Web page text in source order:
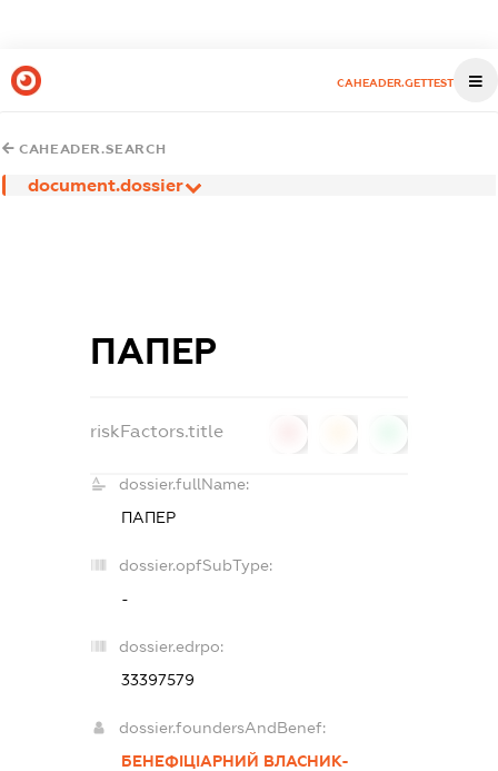
CAHEADER.GETTEST
CAHEADER.SEARCH
document.dossier
ПАПЕР
riskFactors.title
dossier.fullName:
ПАПЕР
dossier.opfSubType:
-
dossier.edrpo:
33397579
dossier.foundersAndBenef:
БЕНЕФІЦІАРНИЙ ВЛАСНИК-